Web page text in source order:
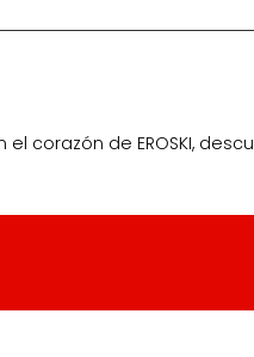
el corazón de EROSKI,